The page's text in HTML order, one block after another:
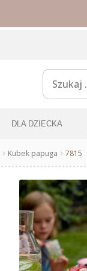
DLA DZIECKA
Kubek papuga 7815